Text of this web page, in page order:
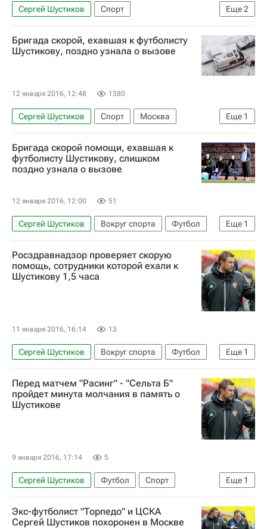
Еще2
Сергей Шустиков
Спорт
Федеральная служба по надзору в сфере здравоохранения (Росздравнадзор)
Россия
Бригада скорой, ехавшая к футболисту
Шустикову, поздно узнала о вызове
12 января 2016, 12:48 1380
Еще 1
Сергей Шустиков Спорт
Москва
Департамент здравоохранения г. Москвы
Бригада скорой помощи, ехавшая к
футболисту Шустикову, слишком
поздно узнала о вызове
12 января 2016, 12:00 51
Еще 1
Сергей Шустиков Вокруг спорта
Футбол
Спорт
Росздравнадзор проверяет скорую
помощь, сотрудники которой ехали к
Шустикову 1,5 часа
11 января 2016, 16:14 13
Еще 1
Сергей Шустиков Вокруг спорта
Футбол
Спорт
Перед матчем "Расинг" - "Сельта Б"
пройдет минута молчания в память о
Шустикове
9 января 2016, 17:14 5
Еще 1
Сергей Шустиков Футбол
Спорт
Вокруг спорта
Экс-футболист "Торпедо" и ЦСКА
Сергей Шустиков похоронен в Москве